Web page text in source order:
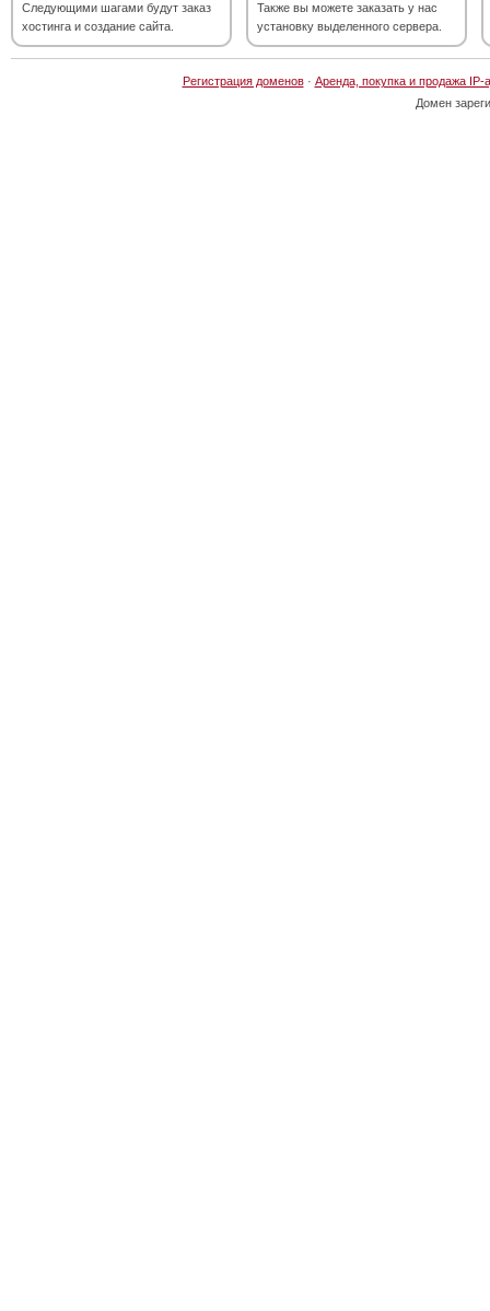
Следующими шагами будут заказ
хостинга и создание сайта.
Также вы можете заказать у нас
установку выделенного сервера.
Регистрация доменов· Аренда, покупка и продажа IP-
Домен